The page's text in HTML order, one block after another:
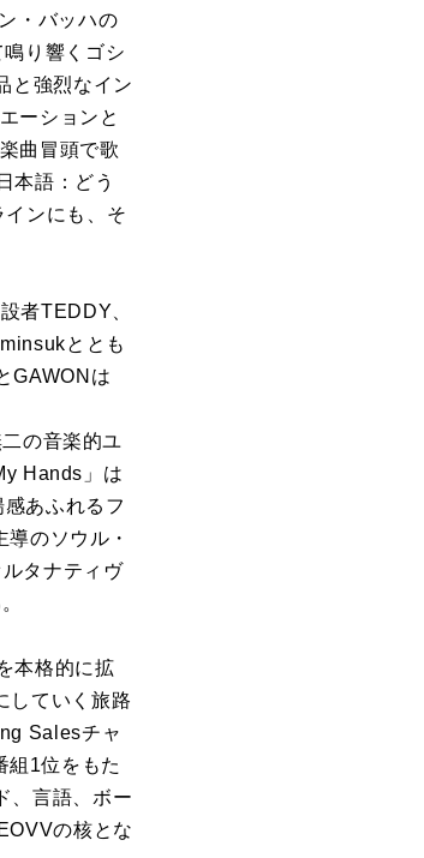
・バッハの
り響くゴシ
と強烈なイン
ーションと
曲冒頭で歌
本語：どう
ンにも、そ
者TEDDY、
ととも
GAWONは
の音楽的ユ
Hands」は
あふれるフ
のソウル・
タナティヴ
本格的に拡
していく旅路
Salesチャ
組1位をもた
、言語、ボー
の核とな